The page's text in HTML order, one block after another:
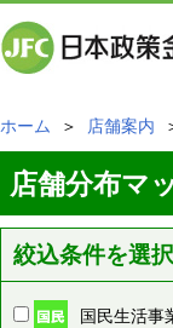
ホーム ＞ 店舗案内
店舗分布マ
絞込条件を選
国民生活事